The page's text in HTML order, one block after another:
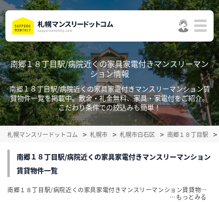
南郷１８丁目駅/病院近くの家具家電付きマンスリーマン
ション情報
南郷１８丁目駅/病院近くの家具家電付きマンスリーマンション賃
貸物件一覧を掲載中。敷金・礼金無料、家具・家電付をご紹介。
こだわり条件での絞込みも簡単！
札幌マンスリードットコム 札幌市 札幌市白石区 南郷１８丁目駅
南郷１８丁目駅/病院近くの家具家電付きマンスリーマンション
賃貸物件一覧
南郷１８丁目駅/病院近くの家具家電付きマンスリーマンション賃貸物件一覧を掲載中。敷金・礼金無料、家具・家電付をご紹介。こだわり条件での絞込みも簡単！
…